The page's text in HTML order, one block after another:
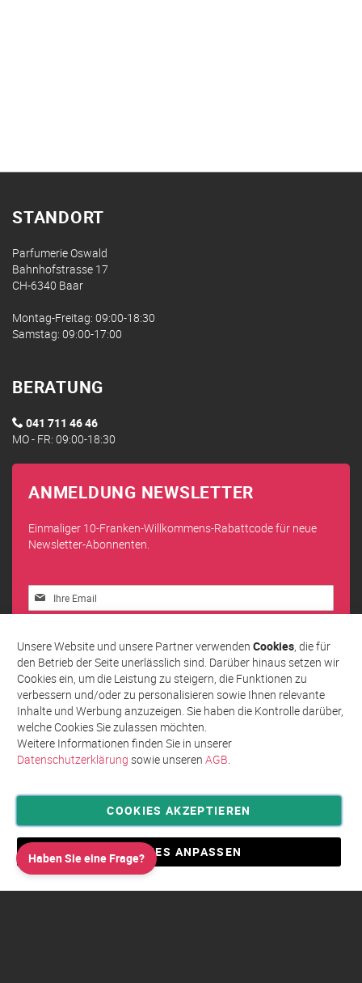
STANDORT
Parfumerie Oswald
Bahnhofstrasse 17
CH-6340 Baar
Montag-Freitag: 09:00-18:30
Samstag: 09:00-17:00
BERATUNG
041 711 46 46
MO - FR: 09:00-18:30
ANMELDUNG NEWSLETTER
Einmaliger 10-Franken-Willkommens-Rabattcode für neue
Newsletter-Abonnenten.
Melden
Sie
unseren
Newsletter
an:
Abonnieren
Privatsphäre und Datenschutz
Allgemeine Geschäftsbedingungen AGB
Impressum
Haben Sie eine Frage?
Unsere Website und unsere Partner verwenden Cookies, die für
den Betrieb der Seite unerlässlich sind. Darüber hinaus setzen wir
Cookies ein, um die Leistung zu steigern, die Funktionen zu
verbessern und/oder zu personalisieren sowie Ihnen relevante
Inhalte und Werbung anzuzeigen. Sie haben die Kontrolle darüber,
welche Cookies Sie zulassen möchten.
Weitere Informationen finden Sie in unserer
Datenschutzerklärung sowie unseren AGB.
COOKIES AKZEPTIEREN
COOKIES ANPASSEN